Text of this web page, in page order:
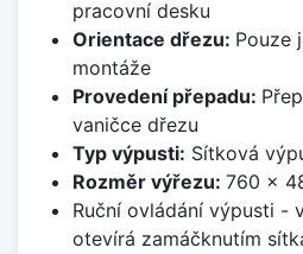
pracovní desku
Orientace dřezu: Pouze
montáže
Provedení přepadu:
vaničce dřezu
Typ výpusti: Sítková
Rozměr výřezu: 760 x
Ruční ovládání výpusti -
otevírá zamáčknutím